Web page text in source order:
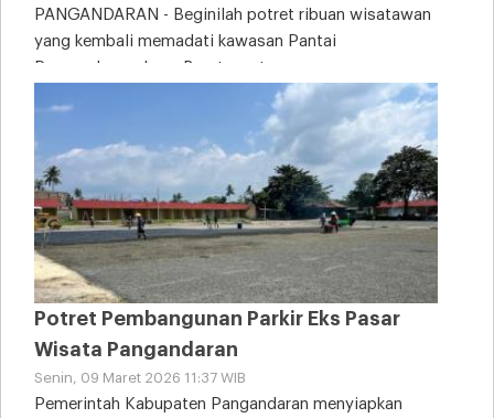
PANGANDARAN - Beginilah potret ribuan wisatawan
yang kembali memadati kawasan Pantai
Pangandaran, Jawa Barat, saat
Potret Pembangunan Parkir Eks Pasar
Wisata Pangandaran
Senin, 09 Maret 2026 11:37 WIB
Pemerintah Kabupaten Pangandaran menyiapkan